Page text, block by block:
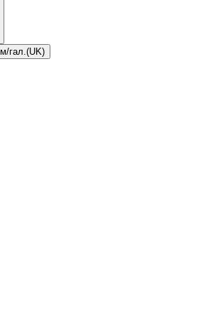
м/гал.(UK)